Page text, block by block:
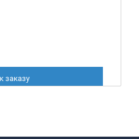
заказу